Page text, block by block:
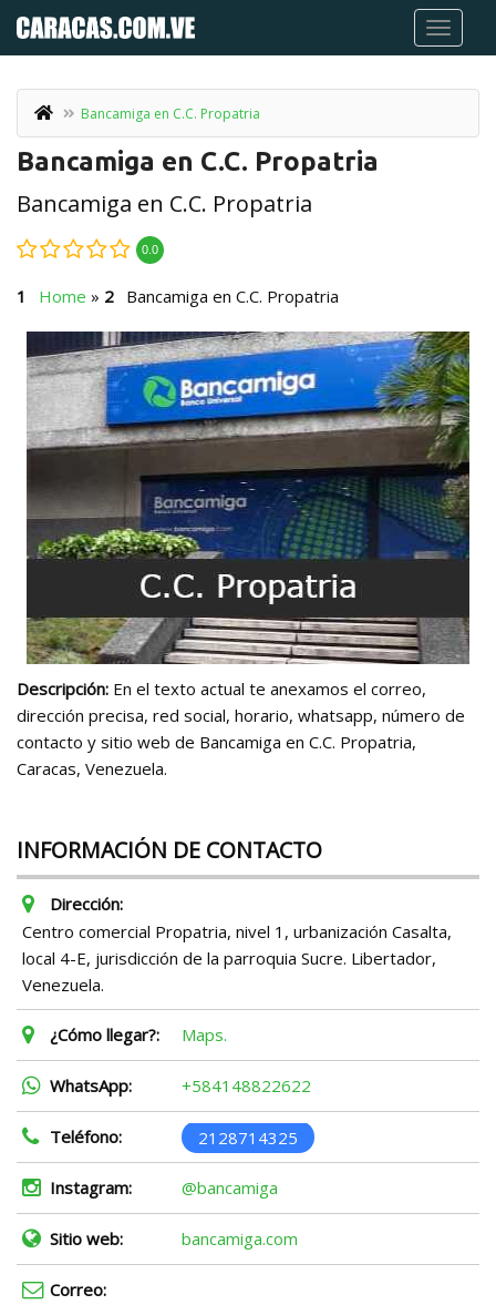
Bancamiga en C.C. Propatria
Bancamiga en C.C. Propatria
Bancamiga en C.C. Propatria
0.0
Home » Bancamiga en C.C. Propatria
Descripción: En el texto actual te anexamos el correo,
dirección precisa, red social, horario, whatsapp, número de
contacto y sitio web de Bancamiga en C.C. Propatria,
Caracas, Venezuela.
INFORMACIÓN DE CONTACTO
Dirección:
Centro comercial Propatria, nivel 1, urbanización Casalta,
local 4-E, jurisdicción de la parroquia Sucre. Libertador,
Venezuela.
¿Cómo llegar?: Maps.
WhatsApp: +584148822622
Teléfono: 2128714325
Instagram: @bancamiga
Sitio web: bancamiga.com
Correo: